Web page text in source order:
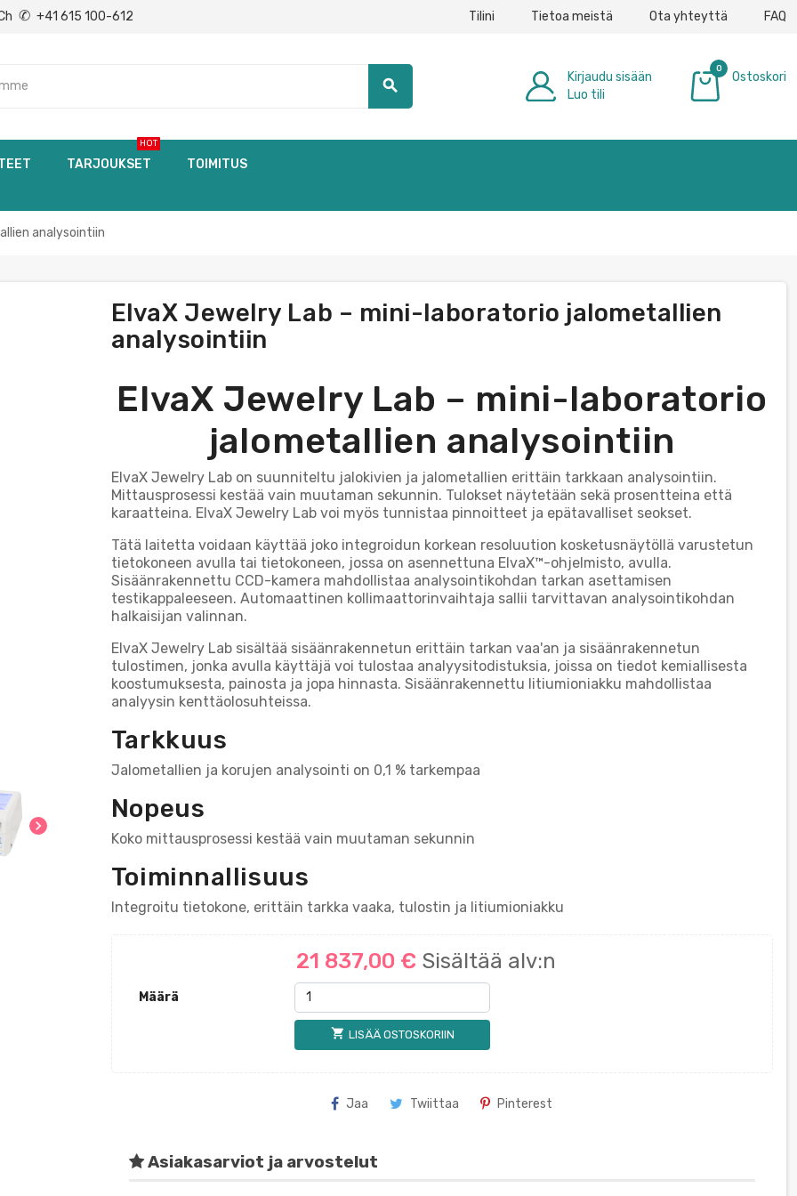
✆ +41 615 100-612 Tilini Tietoa meistä Ota yhteyttä FAQ
search
Kirjaudu sisään
Luo tili
0
Ostoskori
TARJOUKSET
HOT
TOIMITUS
analysointiin
chevron_right
ElvaX Jewelry Lab – mini-laboratorio jalometallien
analysointiin
ElvaX Jewelry Lab – mini-laboratorio
jalometallien analysointiin
ElvaX Jewelry Lab on suunniteltu jalokivien ja jalometallien erittäin tarkkaan analysointiin.
Mittausprosessi kestää vain muutaman sekunnin. Tulokset näytetään sekä prosentteina että
karaatteina. ElvaX Jewelry Lab voi myös tunnistaa pinnoitteet ja epätavalliset seokset.
Tätä laitetta voidaan käyttää joko integroidun korkean resoluution kosketusnäytöllä varustetun
tietokoneen avulla tai tietokoneen, jossa on asennettuna ElvaX™-ohjelmisto, avulla.
Sisäänrakennettu CCD-kamera mahdollistaa analysointikohdan tarkan asettamisen
testikappaleeseen. Automaattinen kollimaattorinvaihtaja sallii tarvittavan analysointikohdan
halkaisijan valinnan.
ElvaX Jewelry Lab sisältää sisäänrakennetun erittäin tarkan vaa'an ja sisäänrakennetun
tulostimen, jonka avulla käyttäjä voi tulostaa analyysitodistuksia, joissa on tiedot kemiallisesta
koostumuksesta, painosta ja jopa hinnasta. Sisäänrakennettu litiumioniakku mahdollistaa
analyysin kenttäolosuhteissa.
Tarkkuus
Jalometallien ja korujen analysointi on 0,1 % tarkempaa
Nopeus
Koko mittausprosessi kestää vain muutaman sekunnin
Toiminnallisuus
Integroitu tietokone, erittäin tarkka vaaka, tulostin ja litiumioniakku
21 837,00 € Sisältää alv:n
Määrä
shopping_cart LISÄÄ OSTOSKORIIN
Jaa Twiittaa Pinterest
Asiakasarviot ja arvostelut